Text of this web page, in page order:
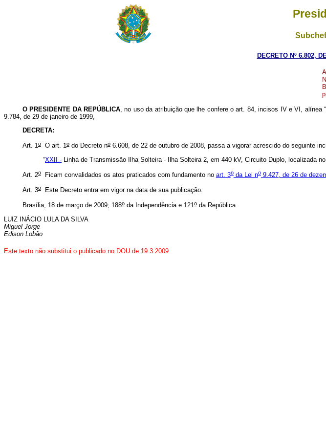
DECRETO Nº 6.802,
O PRESIDENTE DA REPÚBLICA, no uso da atribuição que lhe confere o art. 84, incisos IV e VI, alínea
9.784, de 29 de janeiro de 1999,
DECRETA:
Art. 1oO art. 1odo Decreto no6.608, de 22 de outubro de 2008, passa a vigorar acrescido do seguinte
“XXII - Linha de Transmissão Ilha Solteira - Ilha Solteira 2, em 440 kV, Circuito Duplo, localizada
Art. 2oFicam convalidados os atos praticados com fundamento no art. 3oda Lei no9.427, de 26 de
Art. 3oEste Decreto entra em vigor na data de sua publicação.
Brasília, 18 de março de 2009; 188oda Independência e 121oda República.
LUIZ INÁCIO LULA DA SILVA
Miguel Jorge
Edison Lobão
Este texto não substitui o publicado no DOU de 19.3.2009